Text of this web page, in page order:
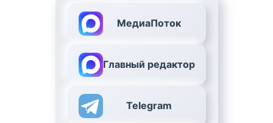
МедиаПоток
Главный редактор
Telegram